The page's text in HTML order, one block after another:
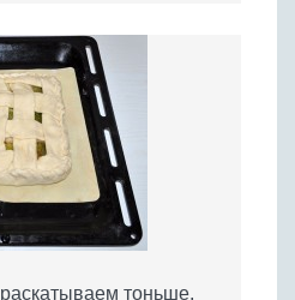
тоньше,